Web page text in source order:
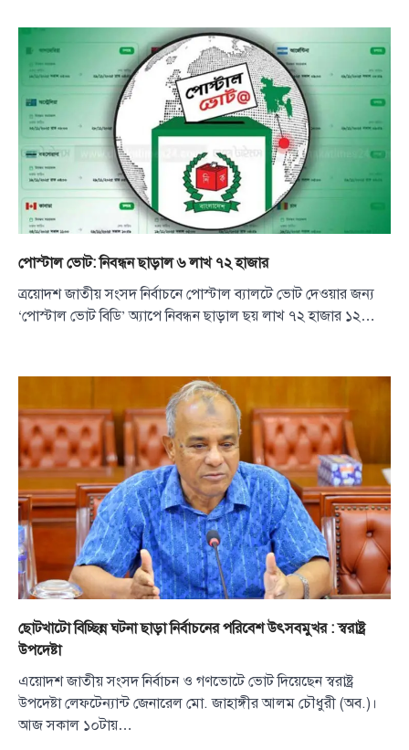
পোস্টাল ভোট: নিবন্ধন ছাড়াল ৬ লাখ ৭২ হাজার
ত্রয়োদশ জাতীয় সংসদ নির্বাচনে পোস্টাল ব্যালটে ভোট দেওয়ার জন্য
‘পোস্টাল ভোট বিডি’ অ্যাপে নিবন্ধন ছাড়াল ছয় লাখ ৭২ হাজার ১২…
ছোটখাটো বিচ্ছিন্ন ঘটনা ছাড়া নির্বাচনের পরিবেশ উৎসবমুখর : স্বরাষ্ট্র
উপদেষ্টা
এয়োদশ জাতীয় সংসদ নির্বাচন ও গণভোটে ভোট দিয়েছেন স্বরাষ্ট্র
উপদেষ্টা লেফটেন্যান্ট জেনারেল মো. জাহাঙ্গীর আলম চৌধুরী (অব.)।
আজ সকাল ১০টায়…